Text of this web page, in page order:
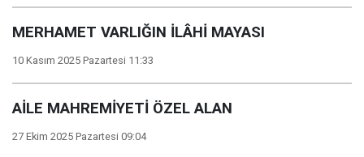
MERHAMET VARLIĞIN İLÂHİ MAYASI
10 Kasım 2025 Pazartesi 11:33
AİLE MAHREMİYETİ ÖZEL ALAN
27 Ekim 2025 Pazartesi 09:04